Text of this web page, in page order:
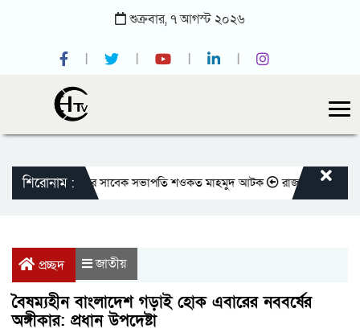
শুক্রবার,৭আগস্ট ২০২৬
শিরোনাম :
প্রেসক্লাবের সাবেক সভাপতি শওকত মাহমুদ আটক রাজবাড়ীতে বীর
প্রচ্ছদ জাতীয়
বৈষম্যহীন বাংলাদেশ গড়াই হোক এবারের নববর্ষের
অঙ্গীকার: প্রধান উপদেষ্টা